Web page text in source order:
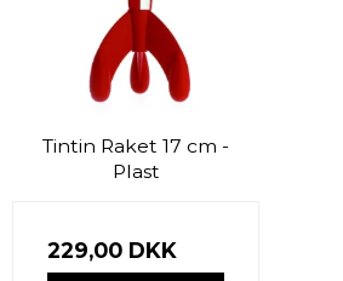
Tintin Raket 17 cm -
Plast
229,00 DKK